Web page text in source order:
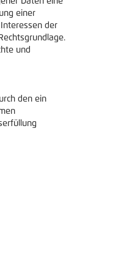
einer
der
und
den ein